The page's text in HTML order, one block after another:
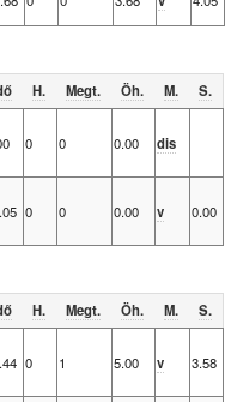
H. Megt. Öh. M.
S.
0 0 0.00 dis
0 0 0.00 v 0.00
H. Megt. Öh. M.
S.
0 1 5.00 v 3.58